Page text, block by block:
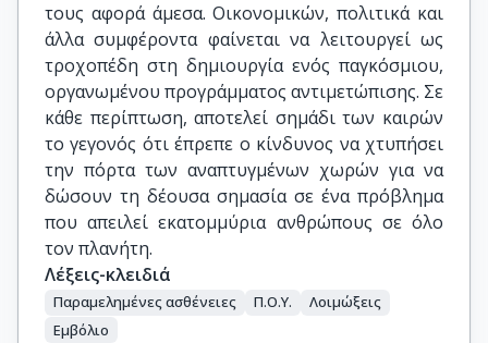
τους αφορά άμεσα. Οικονομικών, πολιτικά και
άλλα συμφέροντα φαίνεται να λειτουργεί ως
τροχοπέδη στη δημιουργία ενός παγκόσμιου,
οργανωμένου προγράμματος αντιμετώπισης. Σε
κάθε περίπτωση, αποτελεί σημάδι των καιρών
το γεγονός ότι έπρεπε ο κίνδυνος να χτυπήσει
την πόρτα των αναπτυγμένων χωρών για να
δώσουν τη δέουσα σημασία σε ένα πρόβλημα
που απειλεί εκατομμύρια ανθρώπους σε όλο
τον πλανήτη.
Λέξεις-κλειδιά
Παραμελημένες ασθένειες Π.Ο.Υ.
Λοιμώξεις
Εμβόλιο